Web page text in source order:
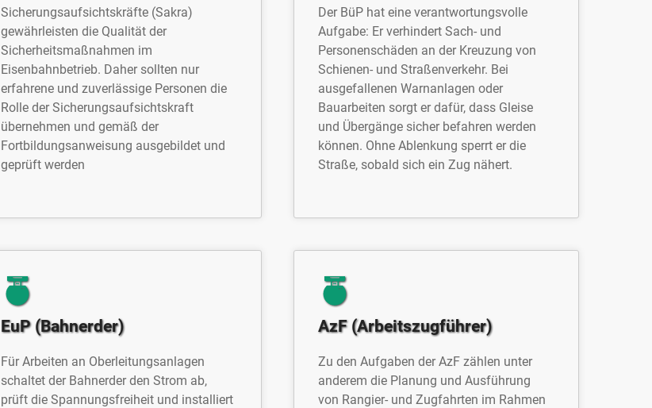
Sicherungsaufsichtskräfte (Sakra)
gewährleisten die Qualität der
Sicherheitsmaßnahmen im
Eisenbahnbetrieb. Daher sollten nur
erfahrene und zuverlässige Personen die
Rolle der Sicherungsaufsichtskraft
übernehmen und gemäß der
Fortbildungsanweisung ausgebildet und
geprüft werden
Der BüP hat eine verantwortungsvolle
Aufgabe: Er verhindert Sach- und
Personenschäden an der Kreuzung von
Schienen- und Straßenverkehr. Bei
ausgefallenen Warnanlagen oder
Bauarbeiten sorgt er dafür, dass Gleise
und Übergänge sicher befahren werden
können. Ohne Ablenkung sperrt er die
Straße, sobald sich ein Zug nähert.
EuP (Bahnerder)
Für Arbeiten an Oberleitungsanlagen
schaltet der Bahnerder den Strom ab,
prüft die Spannungsfreiheit und installiert
AzF (Arbeitszugführer)
Zu den Aufgaben der AzF zählen unter
anderem die Planung und Ausführung
von Rangier- und Zugfahrten im Rahmen